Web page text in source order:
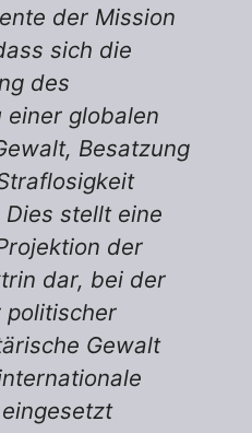
der Mission
sich die
des
einer globalen
Besatzung
stellt eine
der
dar, bei der
Gewalt